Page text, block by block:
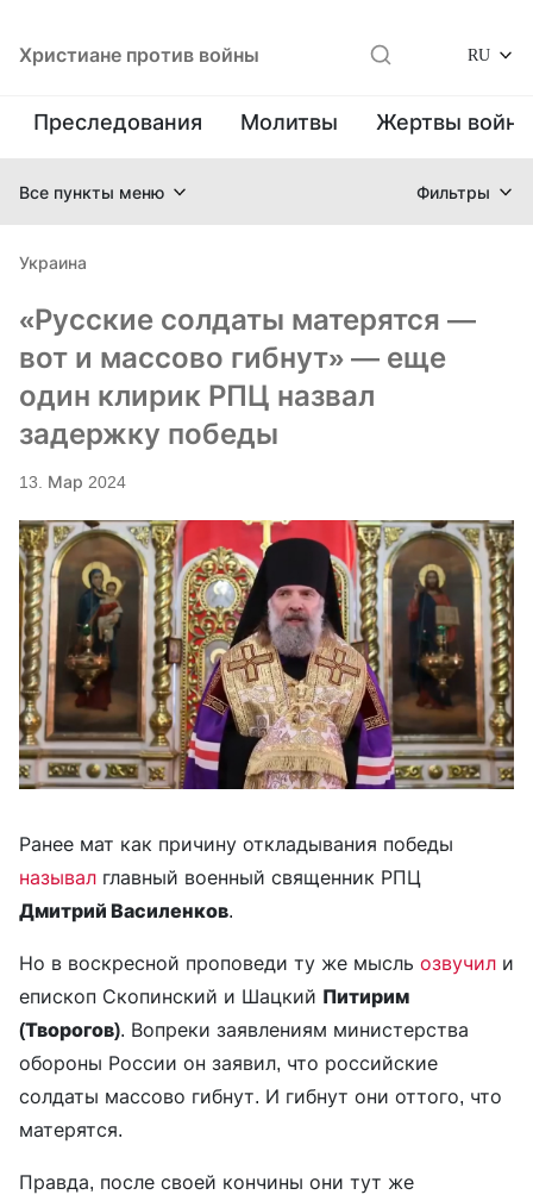
Христиане против войны RU
Преследования Молитвы Жертвы
Все пункты меню Фильтры
Украина
«Русские солдаты матерятся —
вот и массово гибнут» — еще
один клирик РПЦ назвал
задержку победы
13. Мар 2024
Ранее мат как причину откладывания победы
называл главный военный священник РПЦ
Дмитрий Василенков.
Но в воскресной проповеди ту же мысль озвучил и
епископ Скопинский и Шацкий Питирим
(Творогов). Вопреки заявлениям министерства
обороны России он заявил, что российские
солдаты массово гибнут. И гибнут они оттого, что
матерятся.
Правда, после своей кончины они тут же